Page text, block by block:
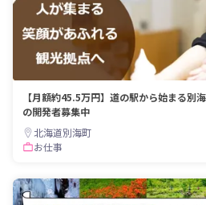
【月額約45.5万円】道の駅から始まる別
の開発者募集中
北海道別海町
お仕事